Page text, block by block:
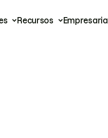
Recursos Empresarial